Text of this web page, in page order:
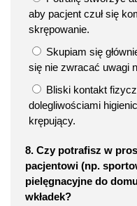
aby pacjent czuł się
skrępowanie.
Skupiam się
się nie zwracać uwagi
Bliski kontakt
dolegliwościami
krępujący.
8. Czy potrafisz w
pacjentowi (np.
pielęgnacyjne do
wkładek?